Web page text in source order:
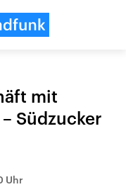
mit
Südzucker
Uhr